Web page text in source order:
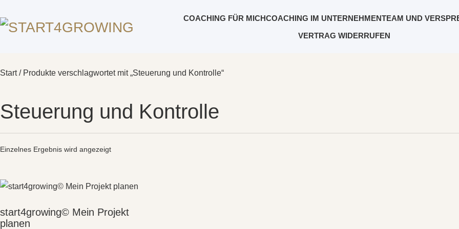
COACHING FÜR MICHCOACHING IM UNTERNEHMENTEAM UND
VERTRAG WIDERRUFEN
Start/ Produkte verschlagwortet mit „Steuerung und Kontrolle“
Steuerung und Kontrolle
Einzelnes Ergebnis wird angezeigt
start4growing© Mein Projekt
planen